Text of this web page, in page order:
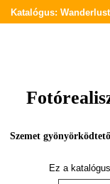
Katalógus: Wanderlust
Szemet
Ez a